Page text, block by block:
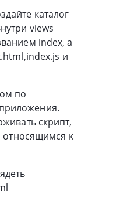
каталог
views
index, а
и
по
скрипт,
относящимся к